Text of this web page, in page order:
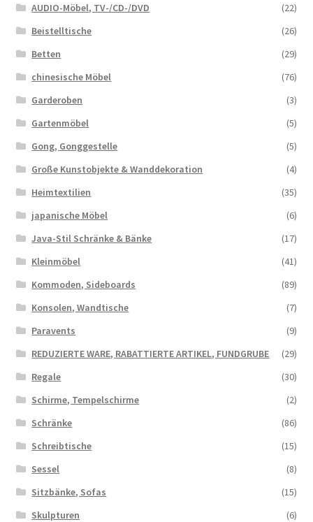
AUDIO-Möbel, TV-/CD-/DVD
(22)
Beistelltische
(26)
Betten
(29)
chinesische Möbel
(76)
Garderoben
(3)
Gartenmöbel
(5)
Gong, Gonggestelle
(5)
Große Kunstobjekte & Wanddekoration
(4)
Heimtextilien
(35)
japanische Möbel
(6)
Java-Stil Schränke & Bänke
(17)
Kleinmöbel
(41)
Kommoden, Sideboards
(89)
Konsolen, Wandtische
(7)
Paravents
(9)
REDUZIERTE WARE, RABATTIERTE ARTIKEL, FUNDGRUBE
(29)
Regale
(30)
Schirme, Tempelschirme
(2)
Schränke
(86)
Schreibtische
(15)
Sessel
(8)
Sitzbänke, Sofas
(15)
Skulpturen
(6)